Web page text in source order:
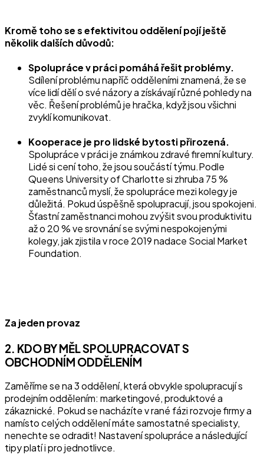
Kromě toho se s efektivitou oddělení pojí ještě
několik dalších důvodů:
Spolupráce v práci pomáhá řešit problémy.
Sdílení problému napříč odděleními znamená, že se
více lidí dělí o své názory a získávají různé pohledy na
věc. Řešení problémů je hračka, když jsou všichni
zvyklí komunikovat.
Kooperace je pro lidské bytosti přirozená.
Spolupráce v práci je známkou zdravé firemní kultury.
Lidé si cení toho, že jsou součástí týmu.Podle
Queens University of Charlotte si zhruba 75 %
zaměstnanců myslí, že spolupráce mezi kolegy je
důležitá. Pokud úspěšně spolupracují, jsou spokojeni.
Šťastní zaměstnanci mohou zvýšit svou produktivitu
až o 20 % ve srovnání se svými nespokojenými
kolegy, jak zjistila v roce 2019 nadace Social Market
Foundation.
Za jeden provaz
2. KDO BY MĚL SPOLUPRACOVAT S
OBCHODNÍM ODDĚLENÍM
Zaměříme se na 3 oddělení, která obvykle spolupracují s
prodejním oddělením: marketingové, produktové a
zákaznické. Pokud se nacházíte v rané fázi rozvoje firmy a
namísto celých oddělení máte samostatné specialisty,
nenechte se odradit! Nastavení spolupráce a následující
tipy platí i pro jednotlivce.